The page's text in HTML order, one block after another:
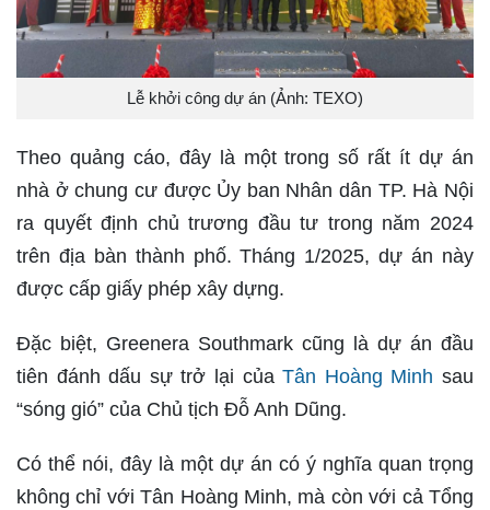
Lễ khởi công dự án (Ảnh: TEXO)
Theo quảng cáo, đây là một trong số rất ít dự án
nhà ở chung cư được Ủy ban Nhân dân TP. Hà Nội
ra quyết định chủ trương đầu tư trong năm 2024
trên địa bàn thành phố. Tháng 1/2025, dự án này
được cấp giấy phép xây dựng.
Đặc biệt, Greenera Southmark cũng là dự án đầu
tiên đánh dấu sự trở lại củaTân Hoàng Minh sau
“sóng gió” của Chủ tịch Đỗ Anh Dũng.
Có thể nói, đây là một dự án có ý nghĩa quan trọng
không chỉ với Tân Hoàng Minh, mà còn với cả Tổng